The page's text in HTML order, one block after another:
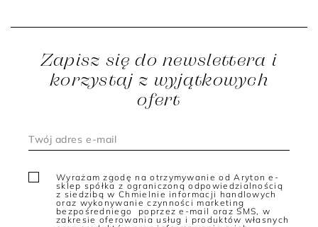
Zapisz się do newslettera i
korzystaj z wyjątkowych
ofert
Wyrażam zgodę na otrzymywanie od Aryton e-
sklep spółka z ograniczoną odpowiedzialnością
z siedzibą w Chmielnie informacji handlowych
oraz wykonywanie czynności marketing
bezpośredniego poprzez e-mail oraz SMS, w
zakresie oferowania usług i produktów własnych